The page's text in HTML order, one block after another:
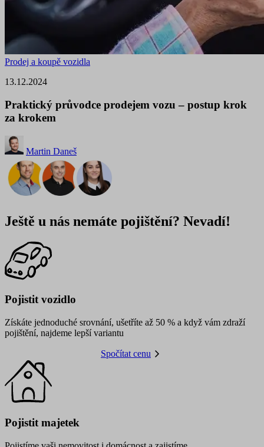
Prodej a koupě vozidla
13.12.2024
Praktický průvodce prodejem vozu – postup krok
za krokem
Martin Daneš
Ještě u nás nemáte pojištění? Nevadí!
Pojistit vozidlo
Získáte jednoduché srovnání, ušetříte až 50 % a když vám zdraží
pojištění, najdeme lepší variantu
Spočítat cenu
Pojistit majetek